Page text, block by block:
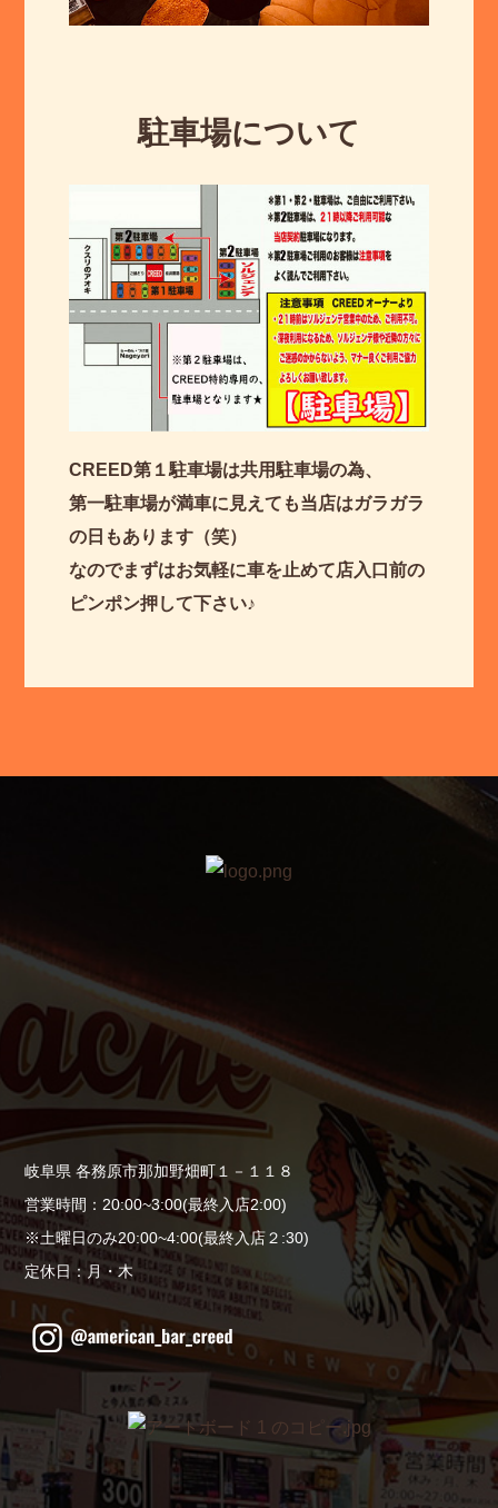
駐車場について
CREED第１駐車場は共用駐車場の為、
第一駐車場が満車に見えても当店はガラガラ
の日もあります（笑）
なのでまずはお気軽に車を止めて店入口前の
ピンポン押して下さい♪
岐阜県 各務原市那加野畑町１－１１８
営業時間：20:00~3:00(最終入店2:00)
※土曜日のみ20:00~4:00(最終入店２:30)
定休日：月・木